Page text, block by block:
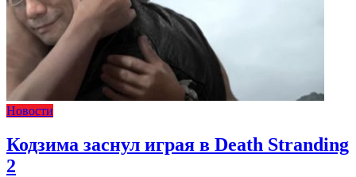
Новости
Кодзима заснул играя в Death Stranding
2